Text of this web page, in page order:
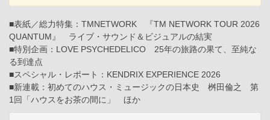
■表紙／総力特集：TMNETWORK 『TM NETWORK TOUR 2026
QUANTUM』 ライブ・サウンド＆ビジュアルの結実
■特別企画：LOVE PSYCHEDELICO 25年の旅路の果て、至純な
る到達点
■スペシャル・レポート：KENDRIX EXPERIENCE 2026
■新連載：初めてのハウス・ミュージックの日本史 桝田倫之 第
1回「ハウスをお茶の間に」 ほか